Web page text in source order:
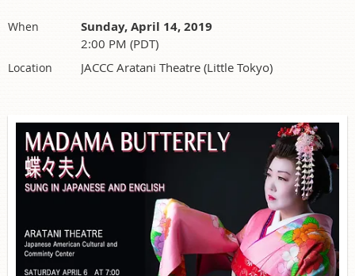
When Sunday, April 14, 2019
2:00 PM (PDT)
Location JACCC Aratani Theatre (Little Tokyo)